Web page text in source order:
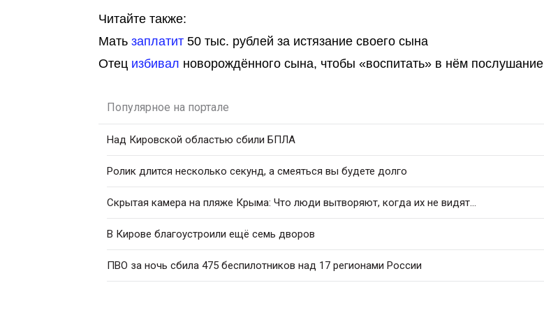
Читайте также:
Мать заплатит 50 тыс. рублей за истязание своего сына
Отец избивал новорождённого сына, чтобы «воспитать» в нём послушание
Популярное на портале
Над Кировской областью сбили БПЛА
Ролик длится несколько секунд, а смеяться вы будете долго
Скрытая камера на пляже Крыма: Что люди вытворяют, когда их не видят...
В Кирове благоустроили ещё семь дворов
ПВО за ночь сбила 475 беспилотников над 17 регионами России